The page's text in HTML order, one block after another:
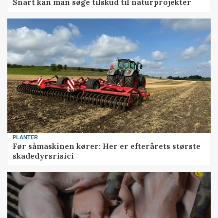
Snart kan man søge tilskud til naturprojekter
PLANTER
Før såmaskinen kører: Her er efterårets største
skadedyrsrisici